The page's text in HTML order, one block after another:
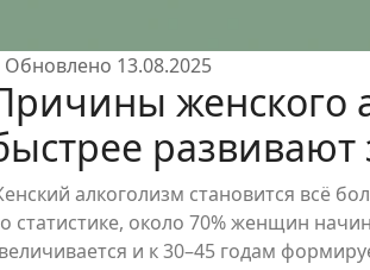
Обновлено 13.08.2025
женского
развивают
алкоголизм становится всё
статистике, около 70% женщин
и к 30–45 годам